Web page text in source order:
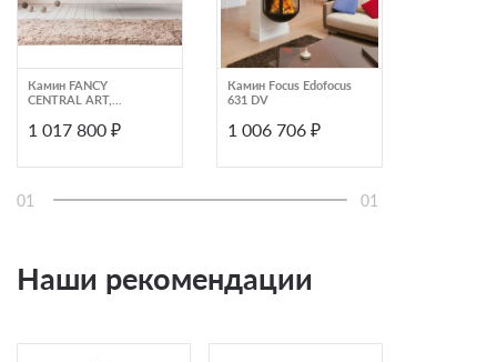
Камин FANCY
CENTRAL ART,
(Traforart)
1 017 800 ₽
Камин Focus Edofocus
631 DV
1 006 706 ₽
01 01
Наши рекомендации